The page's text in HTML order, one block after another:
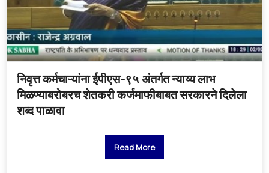
निवृत्त कर्मचाऱ्यांना ईपीएस-९५ अंतर्गत न्याय्य लाभ
मिळण्याबरोबरच शेतकरी कर्जमाफीबाबत सरकारने दिलेला
शब्द पाळावा
Read More